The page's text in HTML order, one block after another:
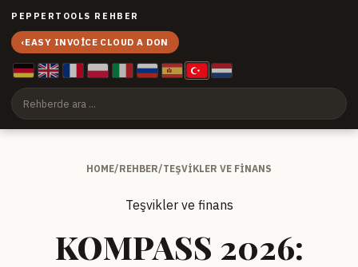
PEPPERTOOLS REHBER
‹EASY INVOICE CLOUD A DON
HOME/REHBER/TEŞVIKLER VE FINANS
Teşvikler ve finans
KOMPASS 2026: